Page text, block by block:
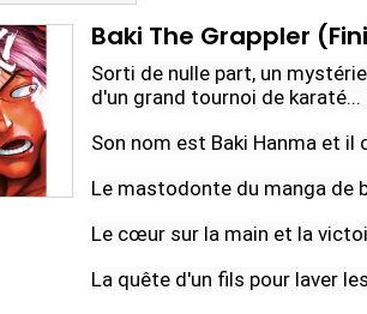
Baki The Grappler
Sorti de nulle part, un
d'un grand tournoi de
Son nom est Baki Hanma et
Le mastodonte du manga de
Le cœur sur la main et la
La quête d'un fils pour laver